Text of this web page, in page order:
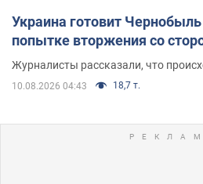
Украина готовит
попытке вторжения со
Журналисты рассказали, что
10.08.2026 04:43 18,7 т.